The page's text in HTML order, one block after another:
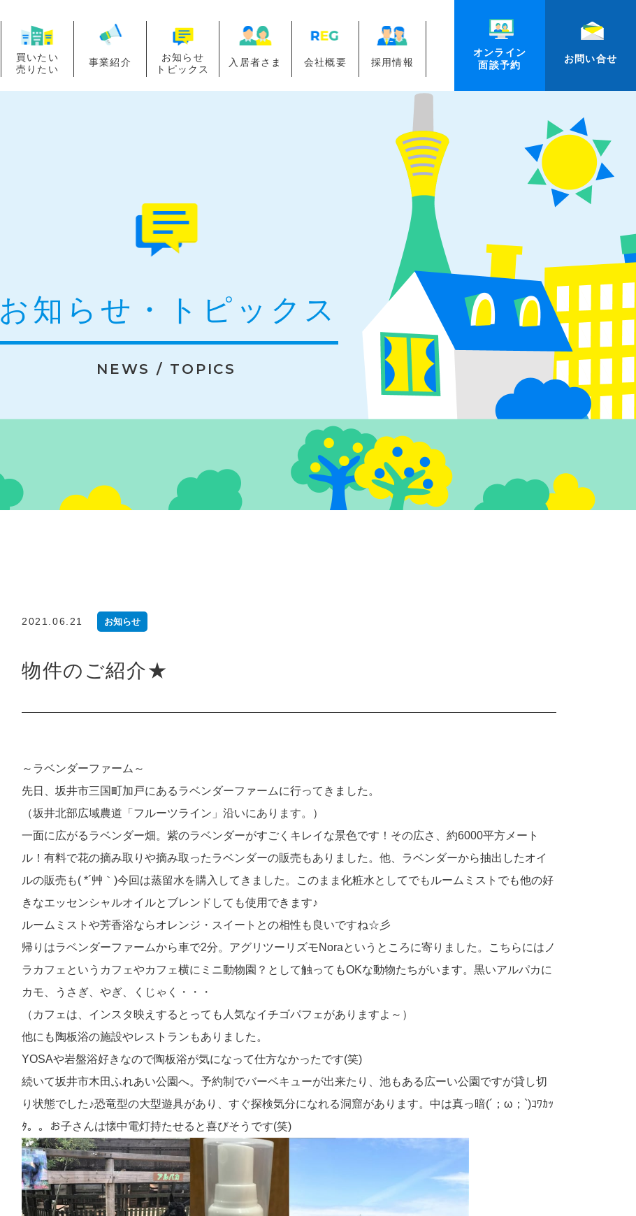
買いたい
売りたい
事業紹介
お知らせ
トピックス
入居者さま 会社概要 採用情報
オンライン
面談予約
お問い合せ
お知らせ・ トピックス
NEWS / TOPICS
2021.06.21 お知らせ
物件のご紹介★
～ラベンダーファーム～
先日、坂井市三国町加戸にあるラベンダーファームに行ってきました。
（坂井北部広域農道「フルーツライン」沿いにあります。）
一面に広がるラベンダー畑。紫のラベンダーがすごくキレイな景色です！その広さ、約6000平方メート
ル！有料で花の摘み取りや摘み取ったラベンダーの販売もありました。他、ラベンダーから抽出したオイ
ルの販売も( *´艸｀)今回は蒸留水を購入してきました。このまま化粧水としてでもルームミストでも他の好
きなエッセンシャルオイルとブレンドしても使用できます♪
ルームミストや芳香浴ならオレンジ・スイートとの相性も良いですね☆彡
帰りはラベンダーファームから車で2分。アグリツーリズモNoraというところに寄りました。こちらにはノ
ラカフェというカフェやカフェ横にミニ動物園？として触ってもOKな動物たちがいます。黒いアルパカに
カモ、うさぎ、やぎ、くじゃく・・・
（カフェは、インスタ映えするとっても人気なイチゴパフェがありますよ～）
他にも陶板浴の施設やレストランもありました。
YOSAや岩盤浴好きなので陶板浴が気になって仕方なかったです(笑)
続いて坂井市木田ふれあい公園へ。予約制でバーベキューが出来たり、池もある広ーい公園ですが貸し切
り状態でした♪恐竜型の大型遊具があり、すぐ探検気分になれる洞窟があります。中は真っ暗(´；ω；`)ｺﾜｶｯ
ﾀ。。お子さんは懐中電灯持たせると喜びそうです(笑)